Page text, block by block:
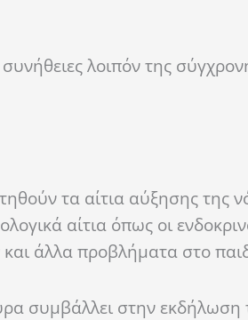
συνήθειες λοιπόν της
τα αίτια αύξησης
αίτια όπως οι
άλλα προβλήματα στο
συμβάλλει στην εκδήλωση